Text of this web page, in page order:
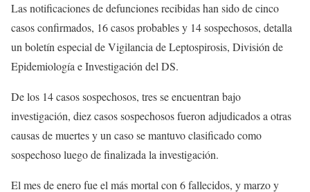
Las notificaciones de defunciones recibidas han sido de cinco
casos confirmados, 16 casos probables y 14 sospechosos, detalla
un boletín especial de Vigilancia de Leptospirosis, División de
Epidemiología e Investigación del DS.
De los 14 casos sospechosos, tres se encuentran bajo
investigación, diez casos sospechosos fueron adjudicados a otras
causas de muertes y un caso se mantuvo clasificado como
sospechoso luego de finalizada la investigación.
El mes de enero fue el más mortal con 6 fallecidos, y marzo y